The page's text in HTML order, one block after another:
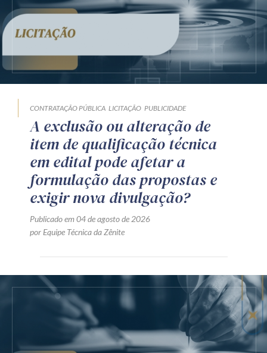
CONTRATAÇÃO PÚBLICA LICITAÇÃO PUBLICIDADE
A exclusão ou alteração de
item de qualificação técnica
em edital pode afetar a
formulação das propostas e
exigir nova divulgação?
Publicado em 04 de agosto de 2026
por Equipe Técnica da Zênite